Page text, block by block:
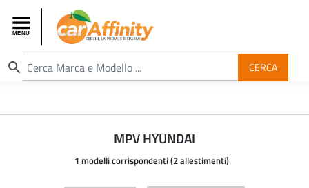
search CERCA
MPV HYUNDAI
1 modelli corrispondenti (2 allestimenti)